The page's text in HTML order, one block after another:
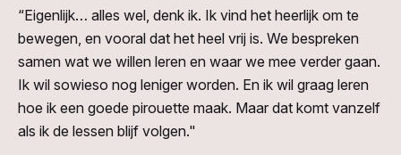
“Eigenlijk… alles wel, denk ik. Ik vind het heerlijk om te
bewegen, en vooral dat het heel vrij is. We bespreken
samen wat we willen leren en waar we mee verder gaan.
Ik wil sowieso nog leniger worden. En ik wil graag leren
hoe ik een goede pirouette maak. Maar dat komt vanzelf
als ik de lessen blijf volgen."